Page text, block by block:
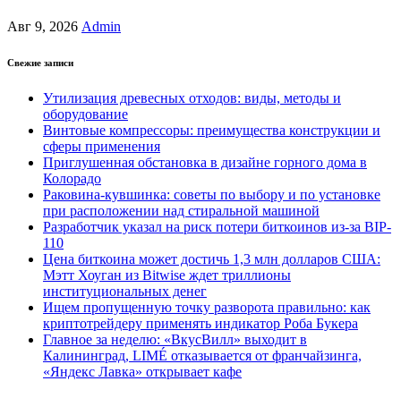
Авг 9, 2026 Admin
Свежие записи
Утилизация древесных отходов: виды, методы и
оборудование
Винтовые компрессоры: преимущества конструкции и
сферы применения
Приглушенная обстановка в дизайне горного дома в
Колорадо
Раковина-кувшинка: советы по выбору и по установке
при расположении над стиральной машиной
Разработчик указал на риск потери биткоинов из-за BIP-
110
Цена биткоина может достичь 1,3 млн долларов США:
Мэтт Хоуган из Bitwise ждет триллионы
институциональных денег
Ищем пропущенную точку разворота правильно: как
криптотрейдеру применять индикатор Роба Букера
Главное за неделю: «ВкусВилл» выходит в
Калининград, LIMÉ отказывается от франчайзинга,
«Яндекс Лавка» открывает кафе